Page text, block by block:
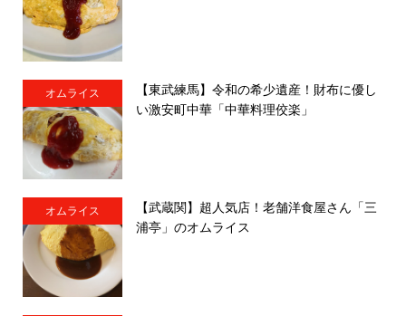
オムライス
【東武練馬】令和の希少遺産！財布に優し
い激安町中華「中華料理佼楽」
オムライス
【武蔵関】超人気店！老舗洋食屋さん「三
浦亭」のオムライス